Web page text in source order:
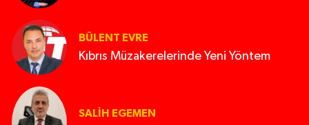
BÜLENT EVRE
Kıbrıs Müzakerelerinde Yeni Yöntem
SALIH EGEMEN